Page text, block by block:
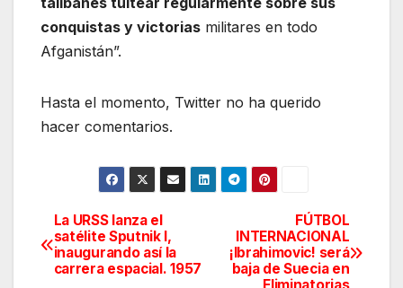
conquistas y victorias militares en todo
Afganistán”.
Hasta el momento, Twitter no ha querido
hacer comentarios.
Navegación
de
FÚTBOL
INTERNACIONAL
¡Ibrahimovic! será
baja de Suecia en
La URSS lanza el
satélite Sputnik I,
inaugurando así la
carrera espacial. 1957